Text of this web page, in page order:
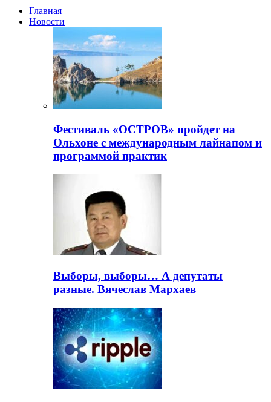
Главная
Новости
Фестиваль «ОСТРОВ» пройдет на
Ольхоне с международным лайнапом и
программой практик
Выборы, выборы… А депутаты
разные. Вячеслав Мархаев